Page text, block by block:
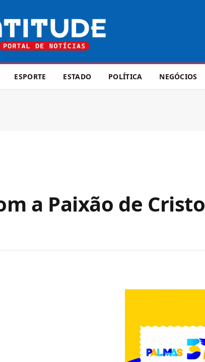
ESPORTE ESTADO POLÍTICA NEGÓCIOS
a Paixão de Cristo